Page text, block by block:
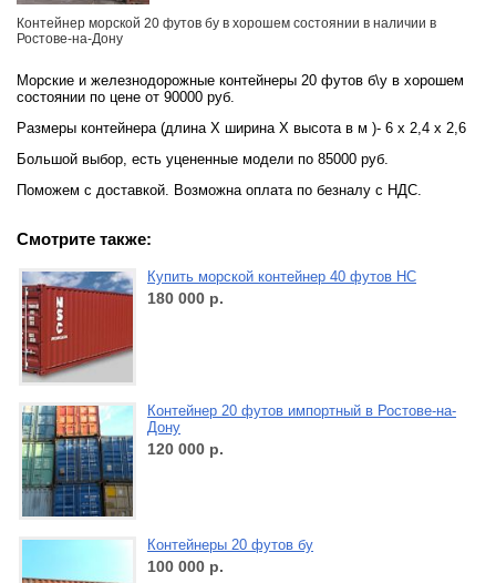
Контейнер морской 20 футов бу в хорошем состоянии в наличии в
Ростове-на-Дону
Морские и железнодорожные контейнеры 20 футов б\у в хорошем
состоянии по цене от 90000 руб.
Размеры контейнера (длина Х ширина Х высота в м )- 6 х 2,4 х 2,6
Большой выбор, есть уцененные модели по 85000 руб.
Поможем с доставкой. Возможна оплата по безналу с НДС.
Смотрите также:
Купить морской контейнер 40 футов НС
180 000 р.
Контейнер 20 футов импортный в Ростове-на-
Дону
120 000 р.
Контейнеры 20 футов бу
100 000 р.